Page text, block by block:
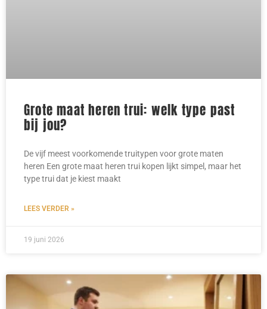
Grote maat heren trui: welk type past
bij jou?
De vijf meest voorkomende truitypen voor grote maten
heren Een grote maat heren trui kopen lijkt simpel, maar het
type trui dat je kiest maakt
LEES VERDER »
19 juni 2026